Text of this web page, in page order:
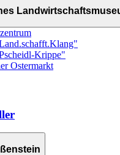
Krippe"
Ostermarkt